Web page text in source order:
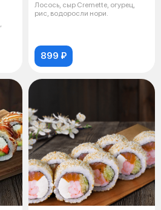
Лосось, сыр Cremette, огурец,
рис, водоросли нори.
899 ₽